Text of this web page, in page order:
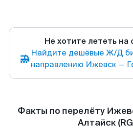
Не хотите лететь на
Найдите дешёвые Ж/Д
направлению Ижевск —
Факты по перелёту
Алтайск